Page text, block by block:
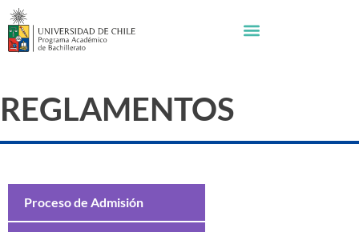
REGLAMENTOS
Proceso de Admisión